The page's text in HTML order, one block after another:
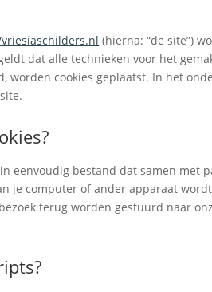
(hierna: “de site”)
dat alle technieken voor het
worden cookies geplaatst. In het
eenvoudig bestand dat samen met
je computer of ander apparaat
terug worden gestuurd naar